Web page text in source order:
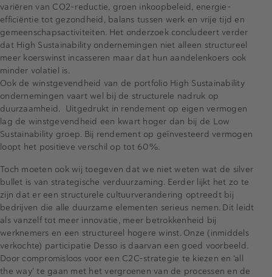
variëren van CO2-reductie, groen inkoopbeleid, energie-
efficiëntie tot gezondheid, balans tussen werk en vrije tijd en
gemeenschapsactiviteiten. Het onderzoek concludeert verder
dat High Sustainability ondernemingen niet alleen structureel
meer koerswinst incasseren maar dat hun aandelenkoers ook
minder volatiel is.
Ook de winstgevendheid van de portfolio High Sustainability
ondernemingen vaart wel bij de structurele nadruk op
duurzaamheid. Uitgedrukt in rendement op eigen vermogen
lag de winstgevendheid een kwart hoger dan bij de Low
Sustainability groep. Bij rendement op geïnvesteerd vermogen
loopt het positieve verschil op tot 60%.
Toch moeten ook wij toegeven dat we niet weten wat de silver
bullet is van strategische verduurzaming. Eerder lijkt het zo te
zijn dat er een structurele cultuurverandering optreedt bij
bedrijven die alle duurzame elementen serieus nemen. Dit leidt
als vanzelf tot meer innovatie, meer betrokkenheid bij
werknemers en een structureel hogere winst. Onze (inmiddels
verkochte) participatie Desso is daarvan een goed voorbeeld.
Door compromisloos voor een C2C-strategie te kiezen en ‘all
the way’ te gaan met het vergroenen van de processen en de